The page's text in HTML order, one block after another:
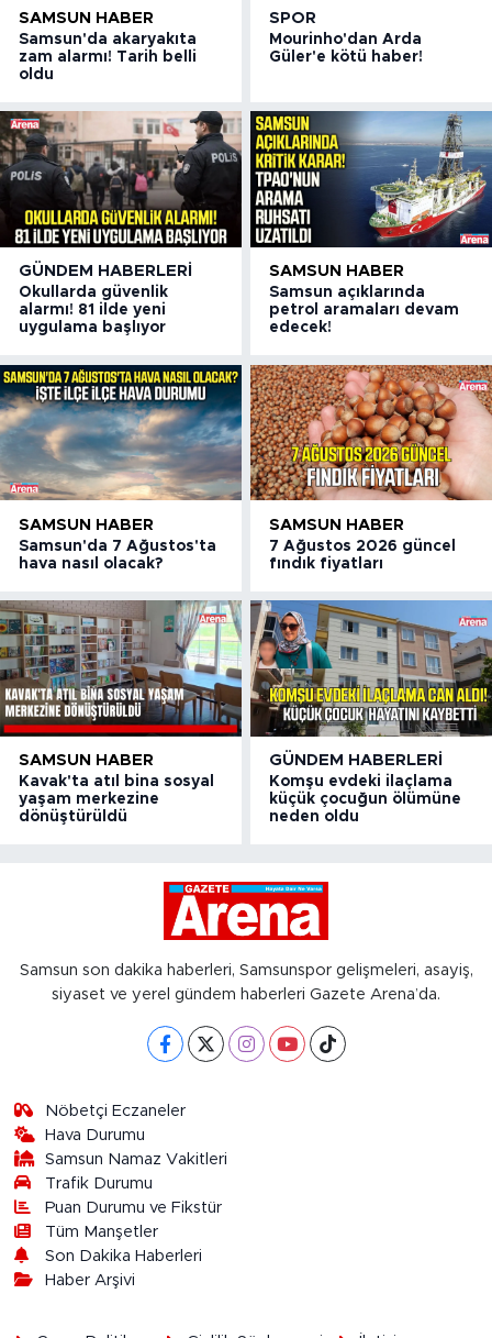
SAMSUN HABER
Samsun'da akaryakıta
zam alarmı! Tarih belli
oldu
SPOR
Mourinho'dan Arda
Güler'e kötü haber!
GÜNDEM HABERLERI
Okullarda güvenlik
alarmı! 81 ilde yeni
uygulama başlıyor
SAMSUN HABER
Samsun açıklarında
petrol aramaları devam
edecek!
SAMSUN HABER
Samsun'da 7 Ağustos'ta
hava nasıl olacak?
SAMSUN HABER
7 Ağustos 2026 güncel
fındık fiyatları
SAMSUN HABER
Kavak'ta atıl bina sosyal
yaşam merkezine
dönüştürüldü
GÜNDEM HABERLERI
Komşu evdeki ilaçlama
küçük çocuğun ölümüne
neden oldu
Samsun son dakika haberleri, Samsunspor gelişmeleri, asayiş,
siyaset ve yerel gündem haberleri Gazete Arena’da.
Nöbetçi Eczaneler
Hava Durumu
Samsun Namaz Vakitleri
Trafik Durumu
Puan Durumu ve Fikstür
Tüm Manşetler
Son Dakika Haberleri
Haber Arşivi